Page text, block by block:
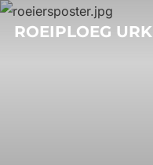
Ga
naarROEIPLOEG URK